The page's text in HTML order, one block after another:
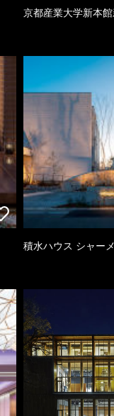
京都産業大学新本
積水ハウス シャ